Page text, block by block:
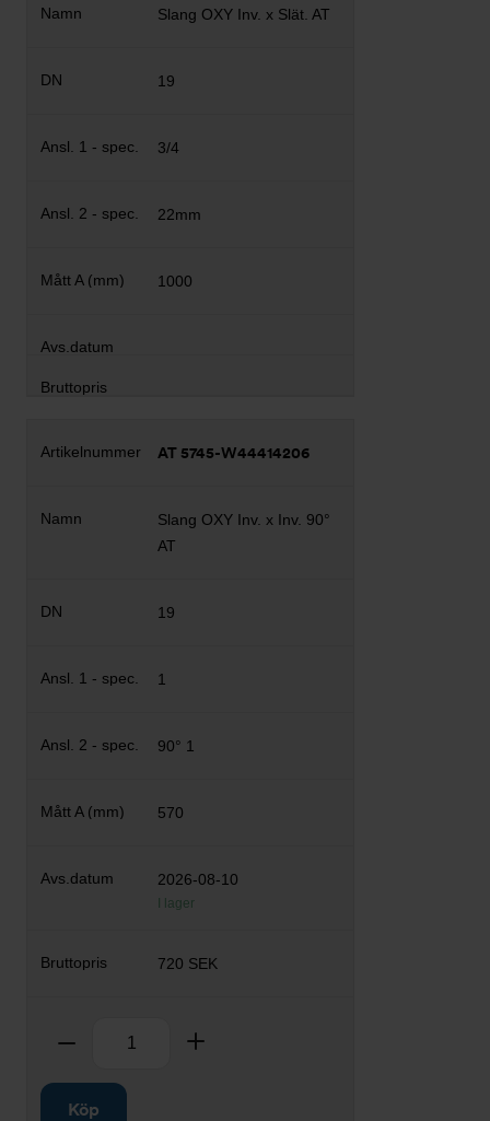
Slang OXY Inv. x Slät. AT
19
3/4
22mm
1000
AT 5745-W44414206
Slang OXY Inv. x Inv. 90°
AT
19
1
90° 1
570
2026-08-10
I lager
720 SEK
Ta bort
Köp